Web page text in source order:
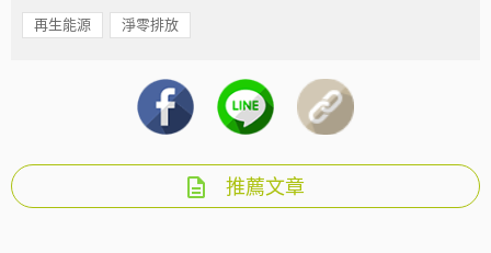
再生能源 淨零排放
推薦文章